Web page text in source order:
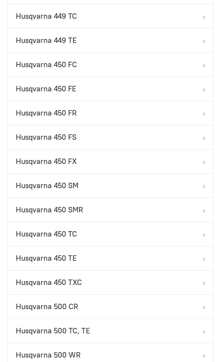
Husqvarna 449 TC ›
Husqvarna 449 TE ›
Husqvarna 450 FC ›
Husqvarna 450 FE ›
Husqvarna 450 FR ›
Husqvarna 450 FS ›
Husqvarna 450 FX ›
Husqvarna 450 SM ›
Husqvarna 450 SMR ›
Husqvarna 450 TC ›
Husqvarna 450 TE ›
Husqvarna 450 TXC ›
Husqvarna 500 CR ›
Husqvarna 500 TC, TE ›
Husqvarna 500 WR ›